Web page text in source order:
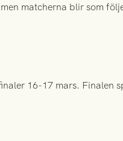
matcherna blir som
16-17 mars. Finalen